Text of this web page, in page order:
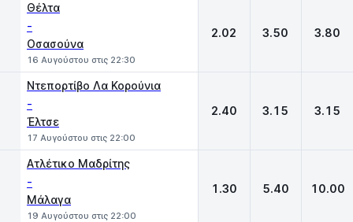
Θέλτα
-
Οσασούνα
16 Αυγούστου στις 22:30
2.02 3.50 3.80
Ντεπορτίβο Λα Κορούνια
-
Έλτσε
17 Αυγούστου στις 22:00
2.40 3.15 3.15
Ατλέτικο Μαδρίτης
-
Μάλαγα
19 Αυγούστου στις 22:00
1.30 5.40 10.00